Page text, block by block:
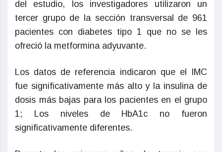
del estudio, los investigadores utilizaron un
tercer grupo de la sección transversal de 961
pacientes con diabetes tipo 1 que no se les
ofreció la metformina adyuvante.
Los datos de referencia indicaron que el IMC
fue significativamente más alto y la insulina de
dosis más bajas para los pacientes en el grupo
1; Los niveles de HbA1c no fueron
significativamente diferentes.